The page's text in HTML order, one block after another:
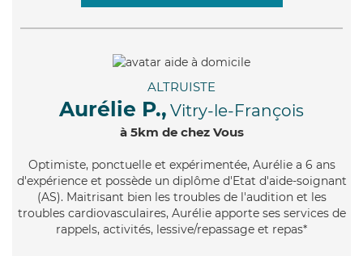
ALTRUISTE
Aurélie P., Vitry-le-François
à 5km de chez Vous
Optimiste, ponctuelle et expérimentée, Aurélie a 6 ans
d'expérience et possède un diplôme d'Etat d'aide-soignant
(AS). Maitrisant bien les troubles de l'audition et les
troubles cardiovasculaires, Aurélie apporte ses services de
rappels, activités, lessive/repassage et repas*